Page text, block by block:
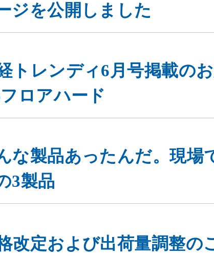
ジを公開しました
トレンディ6月号掲載のお
ロアハード
な製品あったんだ。現場
3製品
改定および出荷量調整の